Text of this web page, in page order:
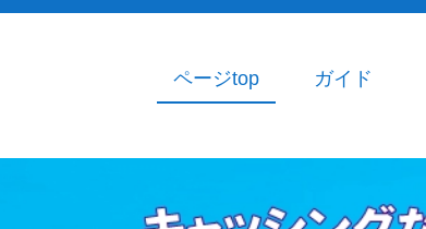
ページtop ガイド